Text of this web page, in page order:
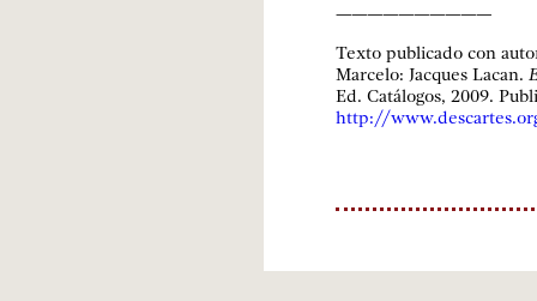
——————————
Texto publicado con
Marcelo: Jacques Lacan.
Ed. Catálogos, 2009.
http://